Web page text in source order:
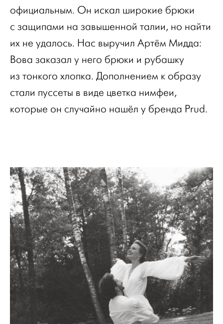
официальным. Он искал широкие брюки
с защипами на завышенной талии, но найти
их не удалось. Нас выручил Артём Мидда:
Вова заказал у него брюки и рубашку
из тонкого хлопка. Дополнением к образу
стали пуссеты в виде цветка нимфеи,
которые он случайно нашёл у бренда Prud.